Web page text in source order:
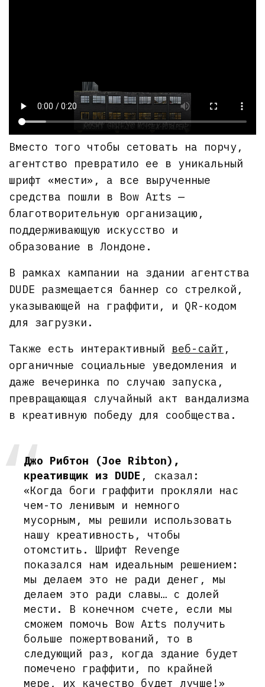
Вместо того чтобы сетовать на порчу,
агентство превратило ее в уникальный
шрифт «мести», а все вырученные
средства пошли в Bow Arts —
благотворительную организацию,
поддерживающую искусство и
образование в Лондоне.
В рамках кампании на здании агентства
DUDE размещается баннер со стрелкой,
указывающей на граффити, и QR-кодом
для загрузки.
Также есть интерактивный веб-сайт ,
органичные социальные уведомления и
даже вечеринка по случаю запуска,
превращающая случайный акт вандализма
в креативную победу для сообщества.
Джо Рибтон (Joe Ribton),
креативщик из DUDE , сказал:
«Когда боги граффити прокляли нас
чем-то ленивым и немного
мусорным, мы решили использовать
нашу креативность, чтобы
отомстить. Шрифт Revenge
показался нам идеальным решением:
мы делаем это не ради денег, мы
делаем это ради славы… с долей
мести. В конечном счете, если мы
сможем помочь Bow Arts получить
больше пожертвований, то в
следующий раз, когда здание будет
помечено граффити, по крайней
мере, их качество будет лучше!»